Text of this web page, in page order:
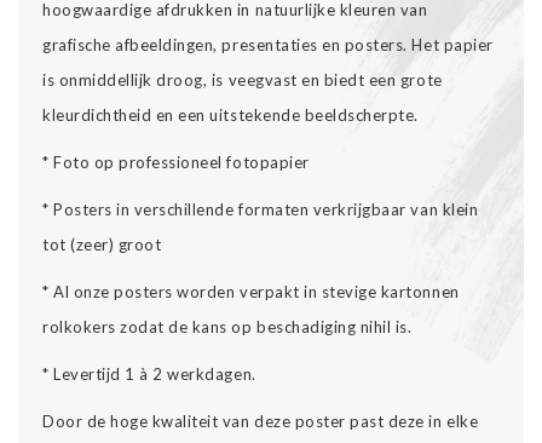
hoogwaardige afdrukken in natuurlijke kleuren van
grafische afbeeldingen, presentaties en posters. Het papier
is onmiddellijk droog, is veegvast en biedt een grote
kleurdichtheid en een uitstekende beeldscherpte.
* Foto op professioneel fotopapier
* Posters in verschillende formaten verkrijgbaar van klein
tot (zeer) groot
* Al onze posters worden verpakt in stevige kartonnen
rolkokers zodat de kans op beschadiging nihil is.
* Levertijd 1 à 2 werkdagen.
Door de hoge kwaliteit van deze poster past deze in elke